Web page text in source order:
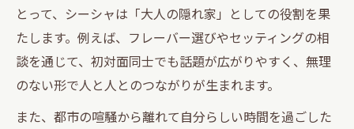
とって、シーシャは「大人の隠れ家」としての役割を果
たします。例えば、フレーバー選びやセッティングの相
談を通じて、初対面同士でも話題が広がりやすく、無理
のない形で人と人とのつながりが生まれます。
また、都市の喧騒から離れて自分らしい時間を過ごした